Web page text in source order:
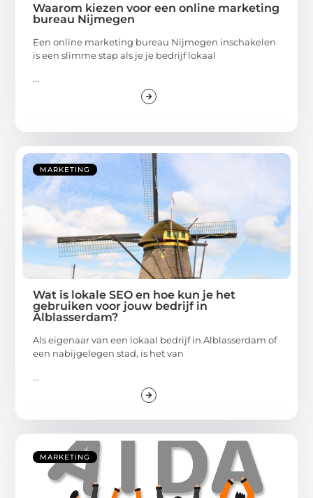
Waarom kiezen voor een online marketing
bureau Nijmegen
Een online marketing bureau Nijmegen inschakelen
is een slimme stap als je je bedrijf lokaal
...
MARKETING
Wat is lokale SEO en hoe kun je het
gebruiken voor jouw bedrijf in
Alblasserdam?
Als eigenaar van een lokaal bedrijf in Alblasserdam of
een nabijgelegen stad, is het van
...
MARKETING